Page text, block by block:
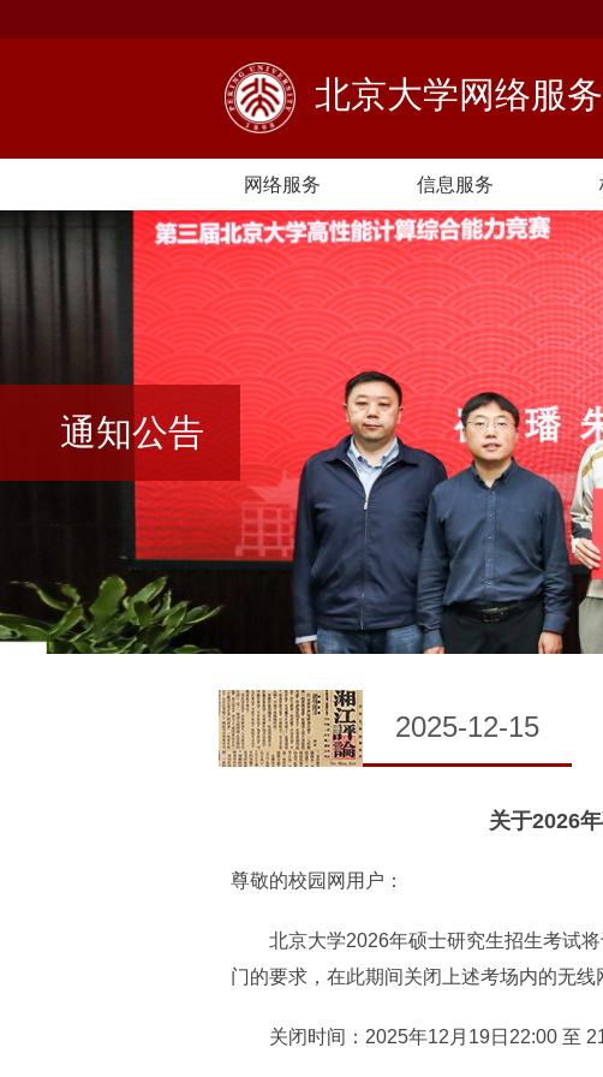
北京大学网络服
网络服务 信息服务
通知公告
2025-12-15
关于2026
尊敬的校园网用户：
北京大学2026年硕士研究生招生考试
门的要求，在此期间关闭上述考场内的无
关闭时间：2025年12月19日22:00 至